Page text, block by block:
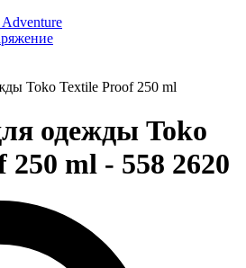
Toko Textile Proof 250 ml
одежды Toko
250 ml - 558 2620